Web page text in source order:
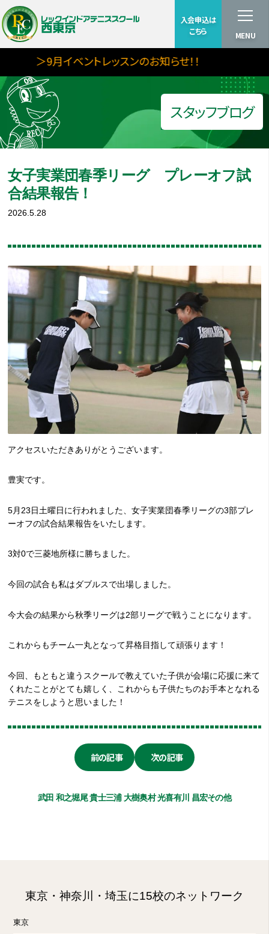
入会申込は
こちら
MENU
＞9月イベントレッスンのお知らせ！！
スタッフブログ
女子実業団春季リーグ プレーオフ試
合結果報告！
2026.5.28
アクセスいただきありがとうございます。
豊実です。
5月23日土曜日に行われました、女子実業団春季リーグの3部プレ
ーオフの試合結果報告をいたします。
3対0で三菱地所様に勝ちました。
今回の試合も私はダブルスで出場しました。
今大会の結果から秋季リーグは2部リーグで戦うことになります。
これからもチーム一丸となって昇格目指して頑張ります！
今回、もともと違うスクールで教えていた子供が会場に応援に来て
くれたことがとても嬉しく、これからも子供たちのお手本となれる
テニスをしようと思いました！
前の記事 次の記事
武田 和之堀尾 貴士三浦 大樹奥村 光喜有川 昌宏その他
東京・神奈川・埼玉に15校のネットワーク
東京